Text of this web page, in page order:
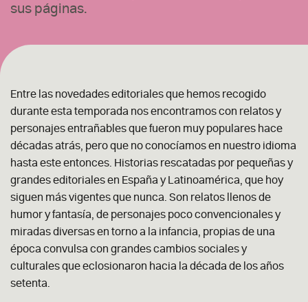
sus páginas.
Entre las novedades editoriales que hemos recogido
durante esta temporada nos encontramos con relatos y
personajes entrañables que fueron muy populares hace
décadas atrás, pero que no conocíamos en nuestro idioma
hasta este entonces. Historias rescatadas por pequeñas y
grandes editoriales en España y Latinoamérica, que hoy
siguen más vigentes que nunca. Son relatos llenos de
humor y fantasía, de personajes poco convencionales y
miradas diversas en torno a la infancia, propias de una
época convulsa con grandes cambios sociales y
culturales que eclosionaron hacia la década de los años
setenta.